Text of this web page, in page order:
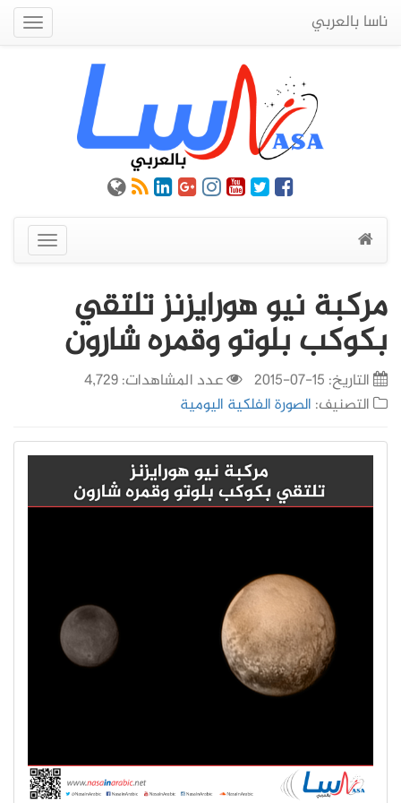
ناسا بالعربي
عرض
القائمة
مركبة نيو هورايزنز تلتقي
بكوكب بلوتو وقمره شارون
التاريخ: 15-07-2015
عدد المشاهدات: 4,729
التصنيف: الصورة الفلكية اليومية